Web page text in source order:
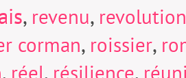
, revenu, revolution
corman, roissier,
, réel, résilience,